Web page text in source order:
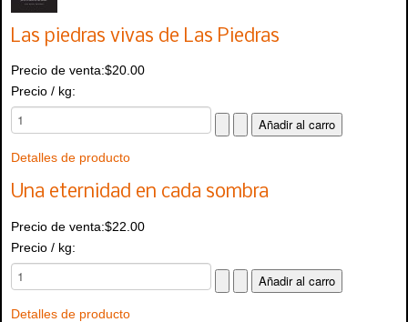
Las piedras vivas de Las Piedras
Precio de venta:$20.00
Precio / kg:
Detalles de producto
Una eternidad en cada sombra
Precio de venta:$22.00
Precio / kg:
Detalles de producto